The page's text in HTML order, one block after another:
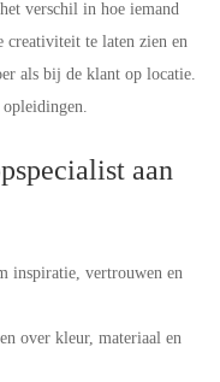
verschil in hoe iemand
te laten zien en
als bij de klant op locatie.
aan
inspiratie, vertrouwen en
over kleur, materiaal en